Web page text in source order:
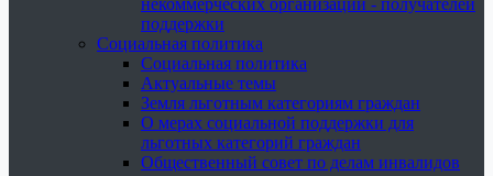
некоммерческих организаций - получателей
поддержки
Социальная политика
Социальная политика
Актуальные темы
Земля льготным категориям граждан
О мерах социальной поддержки для
льготных категорий граждан
Общественный совет по делам инвалидов